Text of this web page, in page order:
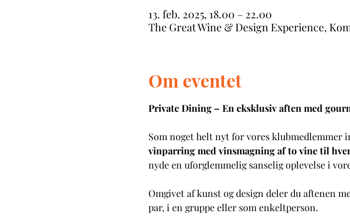
13. feb. 2025, 18.00 – 22.00
The Great Wine & Design Experience,
Om eventet
Private Dining – En eksklusiv aften med
Som noget helt nyt for vores klubmedlemmer
vinparring med vinsmagning af to vine til
nyde en uforglemmelig sanselig oplevelse i
Omgivet af kunst og design deler du aftenen
par, i en gruppe eller som enkeltperson.